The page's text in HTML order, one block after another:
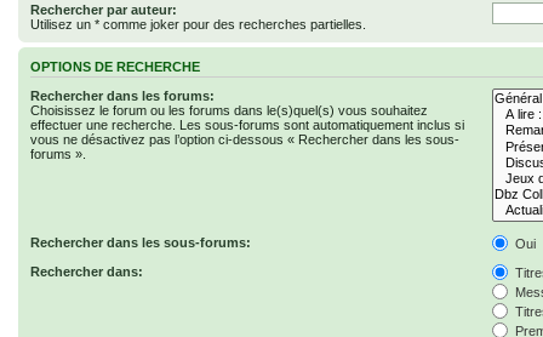
Rechercher par auteur:
Utilisez un * comme joker pour des recherches partielles.
OPTIONS DE RECHERCHE
Rechercher dans les forums:
Choisissez le forum ou les forums dans le(s)quel(s) vous souhaitez
effectuer une recherche. Les sous-forums sont automatiquement inclus si
vous ne désactivez pas l’option ci-dessous « Rechercher dans les sous-
forums ».
Rechercher dans les sous-forums:
Oui
Rechercher dans: